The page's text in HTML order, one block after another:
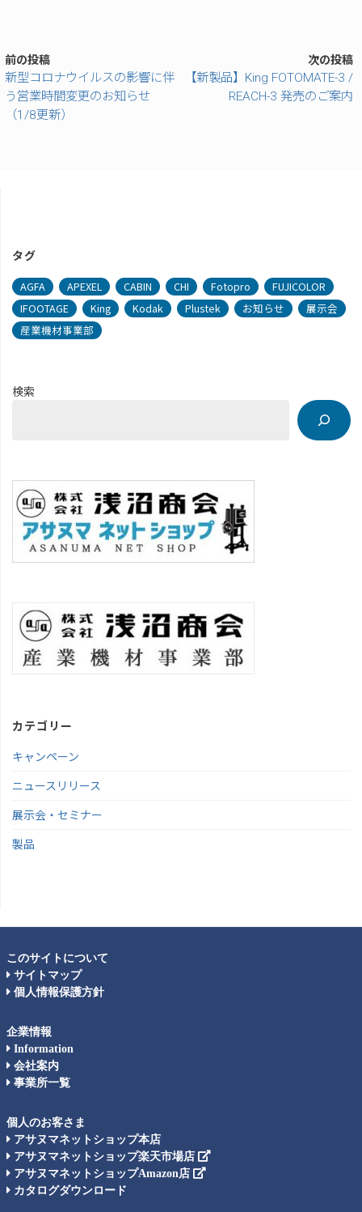
前の投稿
新型コロナウイルスの影響に伴
う営業時間変更のお知らせ
（1/8更新）
次の投稿
【新製品】King FOTOMATE-3 /
REACH-3 発売のご案内
タグ
AGFA APEXEL CABIN CHI Fotopro
FUJICOLOR
IFOOTAGE
King Kodak Plustek お知らせ
展示会
産業機材事業部
検索
カテゴリー
キャンペーン
ニュースリリース
展示会・セミナー
製品
このサイトについて
サイトマップ
個人情報保護方針
企業情報
Information
会社案内
事業所一覧
個人のお客さま
アサヌマネットショップ本店
アサヌマネットショップ楽天市場店
アサヌマネットショップAmazon店
カタログダウンロード